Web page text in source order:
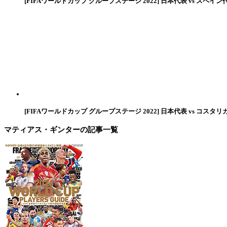
[FIFAワールドカップ グループステージ 2022] 日本代表 vs コスタリ
マティアス・ギンターの記事一覧